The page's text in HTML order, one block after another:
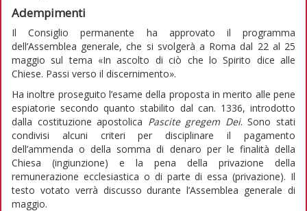
Adempimenti
Il Consiglio permanente ha approvato il programma
dell’Assemblea generale, che si svolgerà a Roma dal 22 al 25
maggio sul tema «In ascolto di ciò che lo Spirito dice alle
Chiese. Passi verso il discernimento».
Ha inoltre proseguito l’esame della proposta in merito alle pene
espiatorie secondo quanto stabilito dal can. 1336, introdotto
dalla costituzione apostolica Pascite gregem Dei. Sono stati
condivisi alcuni criteri per disciplinare il pagamento
dell’ammenda o della somma di denaro per le finalità della
Chiesa (ingiunzione) e la pena della privazione della
remunerazione ecclesiastica o di parte di essa (privazione). Il
testo votato verrà discusso durante l’Assemblea generale di
maggio.